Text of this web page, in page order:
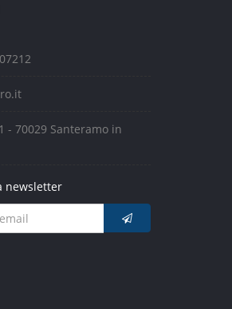
- 70029 Santeramo in
newsletter